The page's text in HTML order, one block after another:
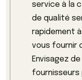
service à la
de qualité
rapidement
vous fournir
Envisagez
fournisseurs